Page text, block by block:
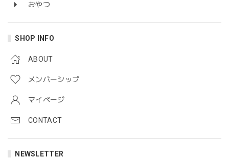
おやつ
SHOP INFO
ABOUT
メンバーシップ
マイページ
CONTACT
NEWSLETTER